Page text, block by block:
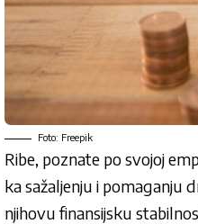
Foto: Freepik
Ribe, poznate po svojoj
ka sažaljenju i pomaganju
njihovu finansijsku